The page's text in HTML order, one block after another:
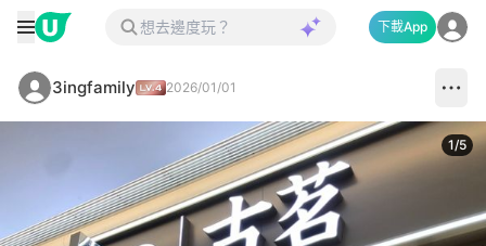
下載App
3ingfamily 2026/01/01
1/5